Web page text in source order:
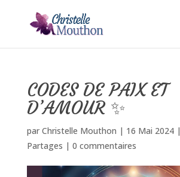
CODES DE PAIX ET
D’AMOUR ✨
par Christelle Mouthon | 16 Mai 2024|
Partages | 0 commentaires